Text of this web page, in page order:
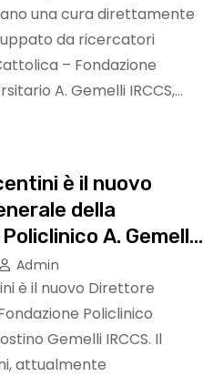
una cura direttamente
da ricercatori
– Fondazione
A. Gemelli IRCCS,…
è il nuovo
della
A. Gemelli
Admin
è il nuovo Direttore
Policlinico
Gemelli IRCCS. Il
attualmente